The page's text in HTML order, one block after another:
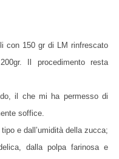
con 150 gr di LM rinfrescato
Il procedimento resta
il che mi ha permesso di
soffice.
e dall’umidità della zucca;
dalla polpa farinosa e